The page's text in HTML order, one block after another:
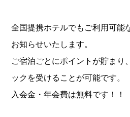
全国提携ホテルでもご利用可能
お知らせいたします。
ご宿泊ごとにポイントが貯まり
ックを受けることが可能です。
入会金・年会費は無料です！！